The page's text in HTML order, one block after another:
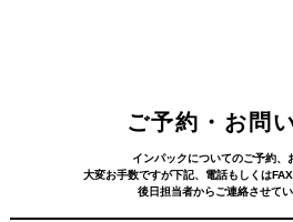
ご予約・お問
インパックについてのご予約、
大変お手数ですが下記、電話もしくは
後日担当者からご連絡させてい